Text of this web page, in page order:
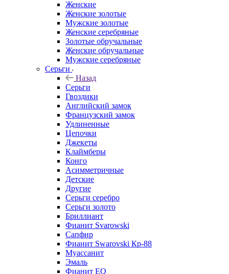
Женские
Женские золотые
Мужские золотые
Женские серебряные
Золотые обручальные
Женские обручальные
Мужские серебряные
Серьги
Назад
Серьги
Гвоздики
Английский замок
Французский замок
Удлиненные
Цепочки
Джекеты
Клаймберы
Конго
Асимметричные
Детские
Другие
Серьги серебро
Серьги золото
Бриллиант
Фианит Svarowski
Сапфир
Фианит Swarovski Кр-88
Муассанит
Эмаль
Фианит EQ